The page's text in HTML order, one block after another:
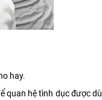
hay.
quan hệ tình dục được dù